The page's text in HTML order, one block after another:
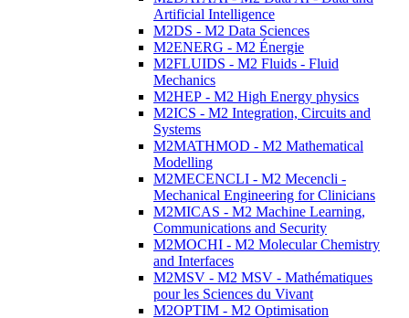
Artificial Intelligence
M2DS - M2 Data Sciences
M2ENERG - M2 Énergie
M2FLUIDS - M2 Fluids - Fluid
Mechanics
M2HEP - M2 High Energy physics
M2ICS - M2 Integration, Circuits and
Systems
M2MATHMOD - M2 Mathematical
Modelling
M2MECENCLI - M2 Mecencli -
Mechanical Engineering for Clinicians
M2MICAS - M2 Machine Learning,
Communications and Security
M2MOCHI - M2 Molecular Chemistry
and Interfaces
M2MSV - M2 MSV - Mathématiques
pour les Sciences du Vivant
M2OPTIM - M2 Optimisation